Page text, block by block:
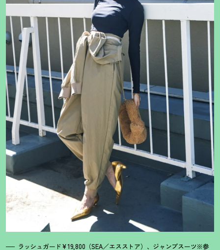
ラッシュガード¥19,800（SEA／エスストア）、ジャンプスーツ※参